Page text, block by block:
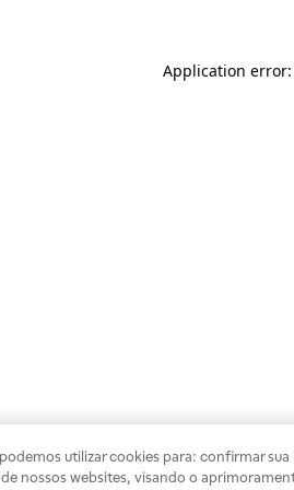
Application
utilizar cookies para: confirmar
nossos websites, visando o